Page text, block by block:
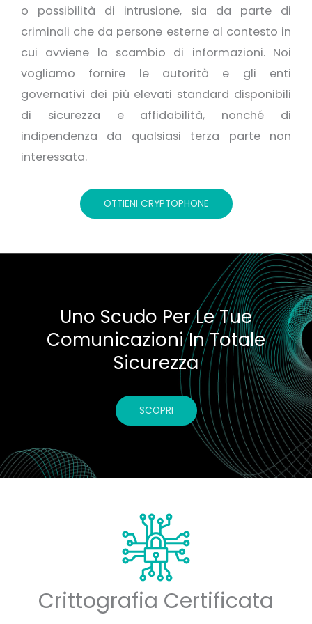
o possibilità di intrusione, sia da parte di
criminali che da persone esterne al contesto in
cui avviene lo scambio di informazioni. Noi
vogliamo fornire le autorità e gli enti
governativi dei più elevati standard disponibili
di sicurezza e affidabilità, nonché di
indipendenza da qualsiasi terza parte non
interessata.
OTTIENI CRYPTOPHONE
Uno Scudo Per Le Tue
Comunicazioni In Totale
Sicurezza
SCOPRI
Crittografia Certificata